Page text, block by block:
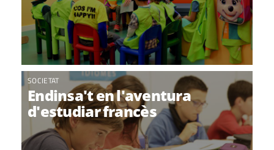
SOCIETAT
Endinsa't en l'aventura
d'estudiar francès